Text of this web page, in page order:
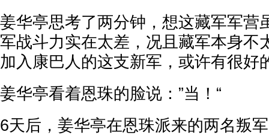
姜华亭思考了两分钟，想这藏军军营
军战斗力实在太差，况且藏军本身不
加入康巴人的这支新军，或许有很好
姜华亭看着恩珠的脸说：”当！“
6天后，姜华亭在恩珠派来的两名叛